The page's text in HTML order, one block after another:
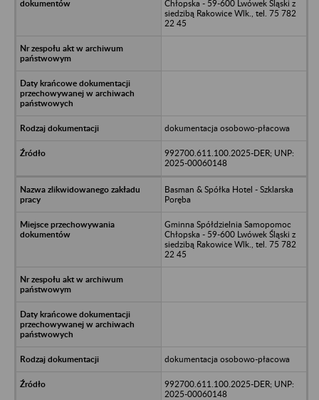
Chłopska - 59-600 Lwówek Śląski z
siedzibą Rakowice Wlk., tel. 75 782
22 45
dokumentacja osobowo-płacowa
992700.611.100.2025-DER; UNP:
2025-00060148
Basman & Spółka Hotel - Szklarska
Poręba
Gminna Spółdzielnia Samopomoc
Chłopska - 59-600 Lwówek Śląski z
siedzibą Rakowice Wlk., tel. 75 782
22 45
dokumentacja osobowo-płacowa
992700.611.100.2025-DER; UNP:
2025-00060148